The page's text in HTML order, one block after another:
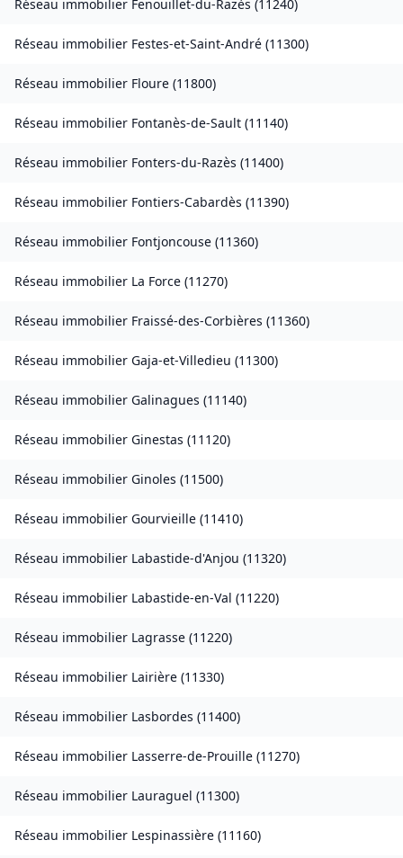
Réseau immobilier Fenouillet-du-Razès (11240)
Réseau immobilier Festes-et-Saint-André (11300)
Réseau immobilier Floure (11800)
Réseau immobilier Fontanès-de-Sault (11140)
Réseau immobilier Fonters-du-Razès (11400)
Réseau immobilier Fontiers-Cabardès (11390)
Réseau immobilier Fontjoncouse (11360)
Réseau immobilier La Force (11270)
Réseau immobilier Fraissé-des-Corbières (11360)
Réseau immobilier Gaja-et-Villedieu (11300)
Réseau immobilier Galinagues (11140)
Réseau immobilier Ginestas (11120)
Réseau immobilier Ginoles (11500)
Réseau immobilier Gourvieille (11410)
Réseau immobilier Labastide-d'Anjou (11320)
Réseau immobilier Labastide-en-Val (11220)
Réseau immobilier Lagrasse (11220)
Réseau immobilier Lairière (11330)
Réseau immobilier Lasbordes (11400)
Réseau immobilier Lasserre-de-Prouille (11270)
Réseau immobilier Lauraguel (11300)
Réseau immobilier Lespinassière (11160)